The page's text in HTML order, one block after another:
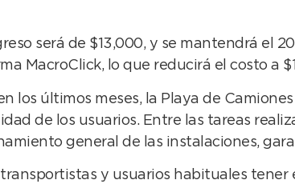
será de $13,000, y se mantendrá el
MacroClick, lo que reducirá el costo a
los últimos meses, la Playa de
de los usuarios. Entre las tareas
general de las instalaciones,
y usuarios habituales